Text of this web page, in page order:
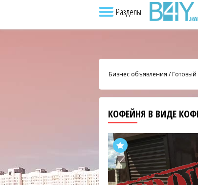
Разделы
Бизнес объявления /
КОФЕЙНЯ В ВИДЕ